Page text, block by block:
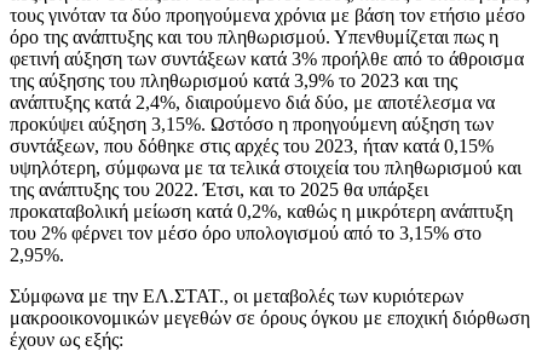
τους γινόταν τα δύο προηγούμενα χρόνια με βάση τον ετήσιο μέσο
όρο της ανάπτυξης και του πληθωρισμού. Υπενθυμίζεται πως η
φετινή αύξηση των συντάξεων κατά 3% προήλθε από το άθροισμα
της αύξησης του πληθωρισμού κατά 3,9% το 2023 και της
ανάπτυξης κατά 2,4%, διαιρούμενο διά δύο, με αποτέλεσμα να
προκύψει αύξηση 3,15%. Ωστόσο η προηγούμενη αύξηση των
συντάξεων, που δόθηκε στις αρχές του 2023, ήταν κατά 0,15%
υψηλότερη, σύμφωνα με τα τελικά στοιχεία του πληθωρισμού και
της ανάπτυξης του 2022. Έτσι, και το 2025 θα υπάρξει
προκαταβολική μείωση κατά 0,2%, καθώς η μικρότερη ανάπτυξη
του 2% φέρνει τον μέσο όρο υπολογισμού από το 3,15% στο
2,95%.
Σύμφωνα με την ΕΛ.ΣΤΑΤ., οι μεταβολές των κυριότερων
μακροοικονομικών μεγεθών σε όρους όγκου με εποχική διόρθωση
έχουν ως εξής: